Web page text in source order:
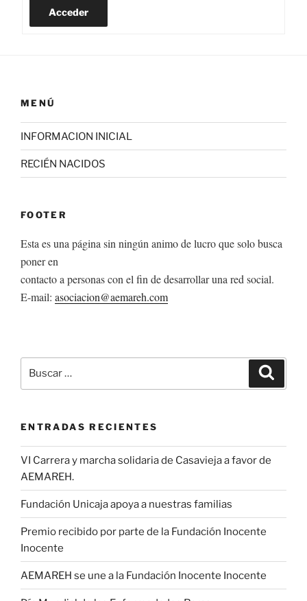
Acceder
MENÚ
INFORMACION INICIAL
RECIÉN NACIDOS
FOOTER
Esta es una página sin ningún animo de lucro que solo busca
poner en
contacto a personas con el fin de desarrollar una red social.
E-mail: asociacion@aemareh.com
por:
ENTRADAS RECIENTES
VI Carrera y marcha solidaria de Casavieja a favor de
AEMAREH.
Fundación Unicaja apoya a nuestras familias
Premio recibido por parte de la Fundación Inocente
Inocente
AEMAREH se une a la Fundación Inocente Inocente